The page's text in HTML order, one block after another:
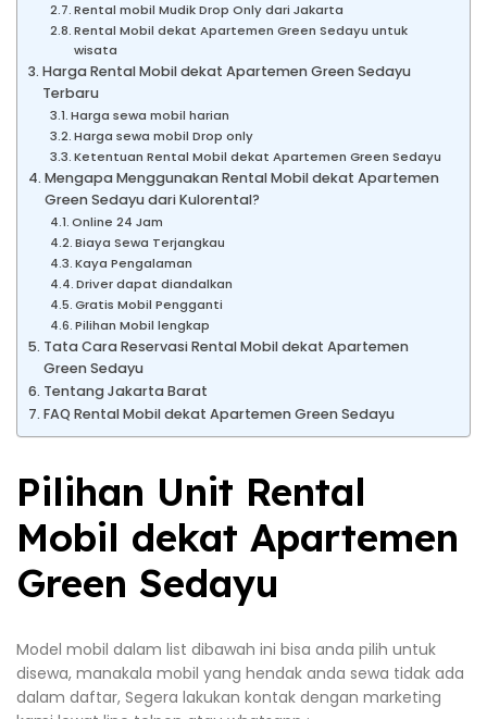
Rental mobil Mudik Drop Only dari Jakarta
Rental Mobil dekat Apartemen Green Sedayu untuk
wisata
Harga Rental Mobil dekat Apartemen Green Sedayu
Terbaru
Harga sewa mobil harian
Harga sewa mobil Drop only
Ketentuan Rental Mobil dekat Apartemen Green Sedayu
Mengapa Menggunakan Rental Mobil dekat Apartemen
Green Sedayu dari Kulorental?
Online 24 Jam
Biaya Sewa Terjangkau
Kaya Pengalaman
Driver dapat diandalkan
Gratis Mobil Pengganti
Pilihan Mobil lengkap
Tata Cara Reservasi Rental Mobil dekat Apartemen
Green Sedayu
Tentang Jakarta Barat
FAQ Rental Mobil dekat Apartemen Green Sedayu
Pilihan Unit Rental
Mobil dekat Apartemen
Green Sedayu
Model mobil dalam list dibawah ini bisa anda pilih untuk
disewa, manakala mobil yang hendak anda sewa tidak ada
dalam daftar, Segera lakukan kontak dengan marketing